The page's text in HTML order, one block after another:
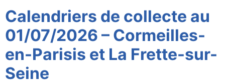
Calendriers de collecte au
01/07/2026 – Cormeilles-
en-Parisis et La Frette-sur-
Seine